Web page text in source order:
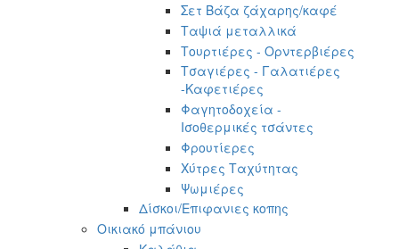
Σετ Βάζα ζάχαρης/καφέ
Ταψιά μεταλλικά
Τουρτιέρες - Ορντερβιέρες
Τσαγιέρες - Γαλατιέρες
-Καφετιέρες
Φαγητοδοχεία -
Ισοθερμικές τσάντες
Φρουτίερες
Χύτρες Ταχύτητας
Ψωμιέρες
Δίσκοι/Επιφανιες κοπης
Οικιακό μπάνιου